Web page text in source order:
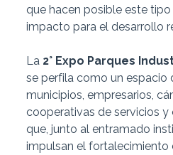
que hacen posible este
impacto para el desarrollo
La 2° Expo Parques
se perfila como un espacio
municipios, empresarios,
cooperativas de servicios
que, junto al entramado
impulsan el fortalecimiento